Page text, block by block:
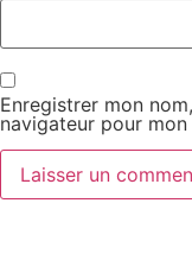
Enregistrer mon
navigateur pour